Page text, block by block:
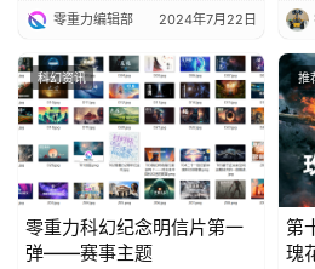
零重力编辑部 2024年7月22日
科幻资讯
零重力科幻纪念明信片第一
弹——赛事主题
推
第
瑰